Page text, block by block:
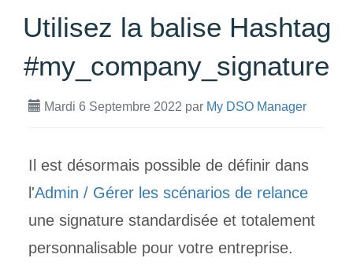
Utilisez la balise Hashtag
#my_company_signature
Mardi 6 Septembre 2022 par My DSO Manager
Il est désormais possible de définir dans
l'Admin / Gérer les scénarios de relance
une signature standardisée et totalement
personnalisable pour votre entreprise.